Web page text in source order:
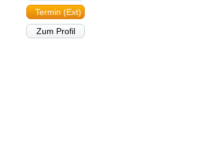
Termin (Ext)
Zum Profil